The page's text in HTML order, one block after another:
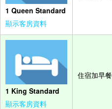
1 Queen Standard
顯示客房資料
1 King Standard
顯示客房資料
住宿加早餐